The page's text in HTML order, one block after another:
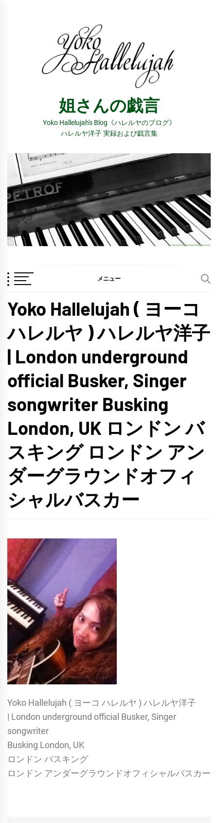
姐さんの戯言
Yoko Hallelujah's Blog《ハレルヤのブログ》
ハレルヤ洋子 実録および戯言集
メニュー
Yoko Hallelujah ( ヨーコ
ハレルヤ ) ハレルヤ洋子
| London underground
official Busker, Singer
songwriter Busking
London, UK ロンドン バ
スキング ロンドン アン
ダーグラウンドオフィ
シャルバスカー
Yoko Hallelujah ( ヨーコ ハレルヤ ) ハレルヤ洋子
| London underground official Busker, Singer
songwriter
Busking London, UK
ロンドン バスキング
ロンドン アンダーグラウンドオフィシャルバスカー